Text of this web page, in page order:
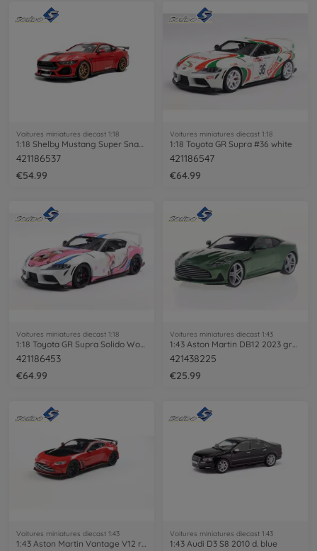
Voitures miniatures diecast 1:18
1:18 Shelby Mustang Super Snake Race red
421186537
€54.99
Voitures miniatures diecast 1:18
1:18 Toyota GR Supra #36 white
421186547
€64.99
Voitures miniatures diecast 1:18
421186453
€64.99
Voitures miniatures diecast 1:43
421438225
€25.99
Voitures miniatures diecast 1:43
1:43 Aston Martin Vantage V12 red
Voitures miniatures diecast 1:43
1:43 Audi D3 S8 2010 d. blue